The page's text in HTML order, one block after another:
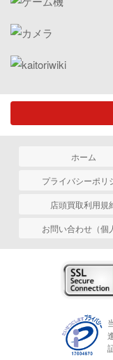
ホーム
プライバシーポリ
店頭買取利用規
お問い合わせ（個